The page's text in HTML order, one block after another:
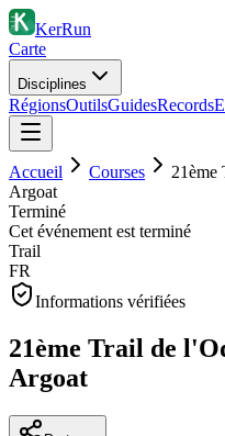
KerRun
Carte
Disciplines
RégionsOutilsGuidesRecords
Accueil Courses
21ème
Argoat
Terminé
Cet événement est terminé
Trail
FR
Informations vérifiées
21ème Trail de
Argoat